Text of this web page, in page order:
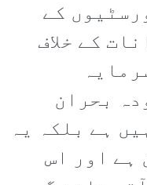
کے
کے خلاف
بحران
ہے بلکہ یہ
ہے اور اس